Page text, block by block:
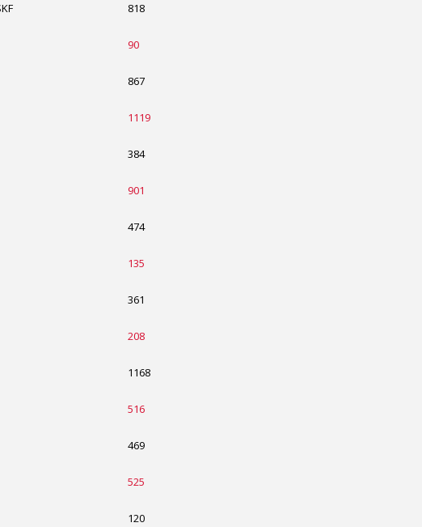
818
90
867
1119
384
901
474
135
361
208
1168
516
469
525
120